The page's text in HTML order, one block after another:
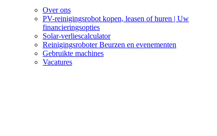
Over ons
PV-reinigingsrobot kopen, leasen of huren | Uw
financieringsopties
Solar-verliescalculator
Reinigingsroboter Beurzen en evenementen
Gebruikte machines
Vacatures